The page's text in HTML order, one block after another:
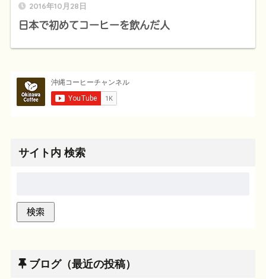
2016年10月28日
日本で初めてコーヒーを飲んだ人
サイト内 検索
ブログ（最近の投稿）